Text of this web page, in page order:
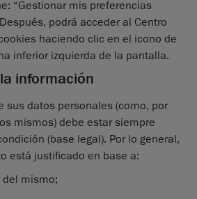
“Gestionar mis preferencias
podrá acceder al Centro
haciendo clic en el icono de
inferior izquierda de la pantalla.
información
sus datos personales (como, por
mismos) debe estar siempre
(base legal). Por lo general,
está justificado en base a:
mismo;